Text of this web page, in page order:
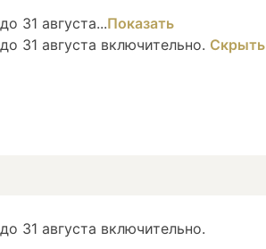
31 августа...Показать
31 августа включительно. Скрыть
31 августа включительно.